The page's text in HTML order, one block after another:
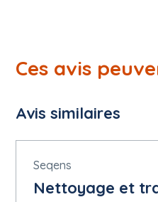
5.1.5.Valeur
Participation réservée:
Projet de passation de
Ces avis
Avis similaires
Seqens
Nettoyage et